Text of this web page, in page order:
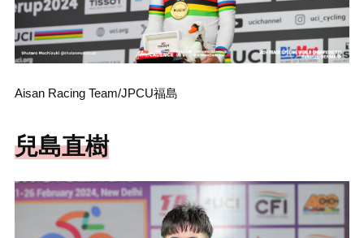
Aisan Racing Team/JPCU福島
兒島直樹